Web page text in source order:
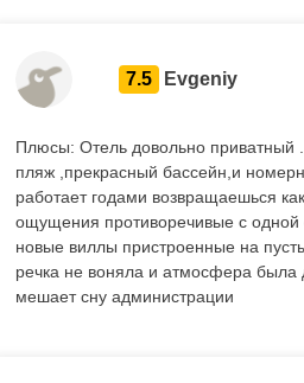
7.5 Evgeniy
Плюсы: Отель довольно приватный
пляж ,прекрасный бассейн,и
работает годами возвращаешься
ощущения противоречивые с одной
новые виллы пристроенные на
речка не воняла и атмосфера была
мешает сну администрации